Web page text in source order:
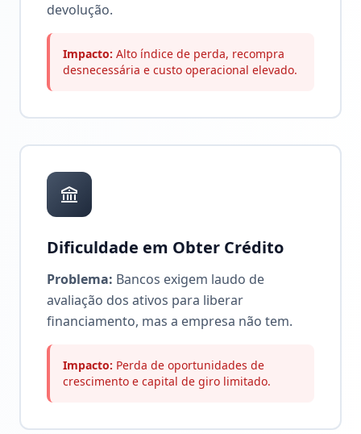
devolução.
Impacto: Alto índice de perda, recompra
desnecessária e custo operacional elevado.
Dificuldade em Obter Crédito
Problema: Bancos exigem laudo de
avaliação dos ativos para liberar
financiamento, mas a empresa não tem.
Impacto: Perda de oportunidades de
crescimento e capital de giro limitado.